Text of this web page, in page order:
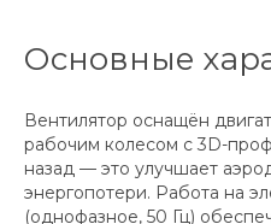
Основные
Вентилятор оснащён
рабочим колесом с 3D-
назад — это улучшает
энергопотери. Работа на
(однофазное, 50 Гц)